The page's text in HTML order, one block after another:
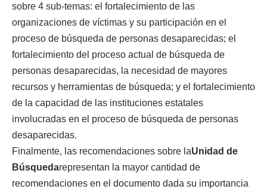
sobre 4 sub-temas: el fortalecimiento de las
organizaciones de víctimas y su participación en el
proceso de búsqueda de personas desaparecidas; el
fortalecimiento del proceso actual de búsqueda de
personas desaparecidas, la necesidad de mayores
recursos y herramientas de búsqueda; y el fortalecimiento
de la capacidad de las instituciones estatales
involucradas en el proceso de búsqueda de personas
desaparecidas.
Finalmente, las recomendaciones sobre laUnidad de
Búsquedarepresentan la mayor cantidad de
recomendaciones en el documento dada su importancia